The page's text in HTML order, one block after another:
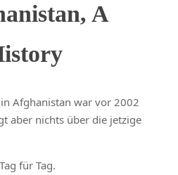
A
Afghanistan war vor 2002
aber nichts über die jetzige
für Tag.